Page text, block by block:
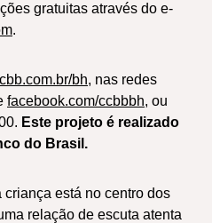
gratuitas através do e-
.
bh, nas redes
facebook.com/ccbbbh, ou
Este projeto é realizado
do Brasil.
criança está no centro dos
relação de escuta atenta